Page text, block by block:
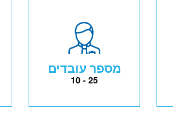
מספר עובדים
10 - 25